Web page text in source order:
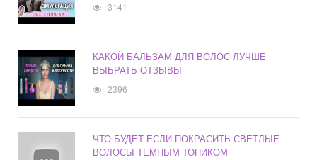
3141
КАКОЙ БАЛЬЗАМ ДЛЯ ВОЛОС ЛУЧШЕ
ВЫБРАТЬ ОТЗЫВЫ
2396
ЧТО БУДЕТ ЕСЛИ ПОКРАСИТЬ СВЕТЛЫЕ
ВОЛОСЫ ТЕМНЫМ ТОНИКОМ